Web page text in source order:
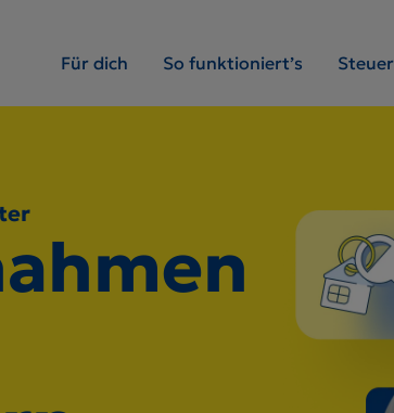
Für dich So funktioniert’s